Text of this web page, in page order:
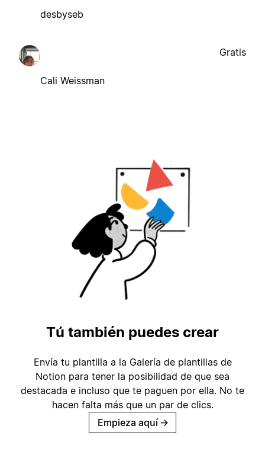
desbyseb
Cali Weissman
Gratis
Tú también puedes crear
Envía tu plantilla a la Galería de plantillas de
Notion para tener la posibilidad de que sea
destacada e incluso que te paguen por ella. No te
hacen falta más que un par de clics.
Empieza aquí →